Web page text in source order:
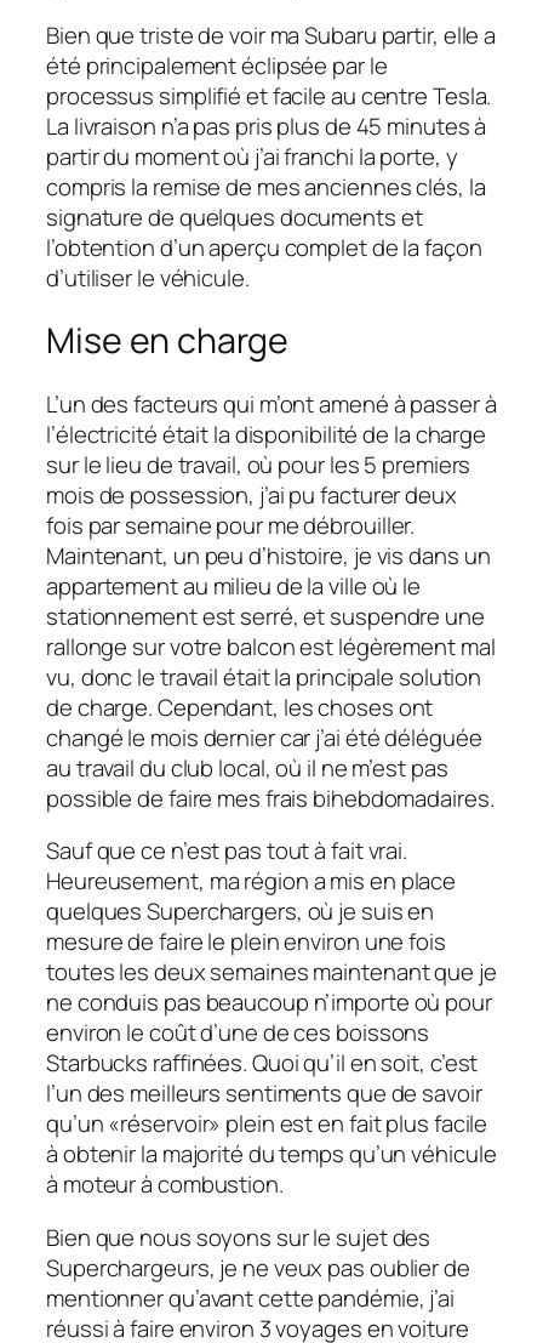
Bien que triste de voir ma Subaru partir, elle a
été principalement éclipsée par le
processus simplifié et facile au centre Tesla.
La livraison n’a pas pris plus de 45 minutes à
partir du moment où j’ai franchi la porte, y
compris la remise de mes anciennes clés, la
signature de quelques documents et
l’obtention d’un aperçu complet de la façon
d’utiliser le véhicule.
Mise en charge
L’un des facteurs qui m’ont amené à passer à
l’électricité était la disponibilité de la charge
sur le lieu de travail, où pour les 5 premiers
mois de possession, j’ai pu facturer deux
fois par semaine pour me débrouiller.
Maintenant, un peu d’histoire, je vis dans un
appartement au milieu de la ville où le
stationnement est serré, et suspendre une
rallonge sur votre balcon est légèrement mal
vu, donc le travail était la principale solution
de charge. Cependant, les choses ont
changé le mois dernier car j’ai été déléguée
au travail du club local, où il ne m’est pas
possible de faire mes frais bihebdomadaires.
Sauf que ce n’est pas tout à fait vrai.
Heureusement, ma région a mis en place
quelques Superchargers, où je suis en
mesure de faire le plein environ une fois
toutes les deux semaines maintenant que je
ne conduis pas beaucoup n’importe où pour
environ le coût d’une de ces boissons
Starbucks raffinées. Quoi qu’il en soit, c’est
l’un des meilleurs sentiments que de savoir
qu’un «réservoir» plein est en fait plus facile
à obtenir la majorité du temps qu’un véhicule
à moteur à combustion.
Bien que nous soyons sur le sujet des
Superchargeurs, je ne veux pas oublier de
mentionner qu’avant cette pandémie, j’ai
réussi à faire environ 3 voyages en voiture